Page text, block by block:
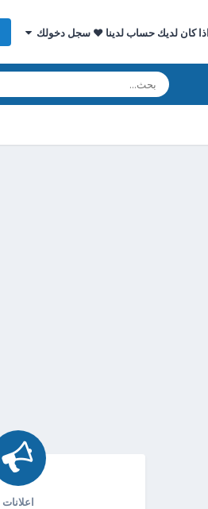
اذا كان لديك حساب لدينا ♥ سجل دخولك
اعلانات